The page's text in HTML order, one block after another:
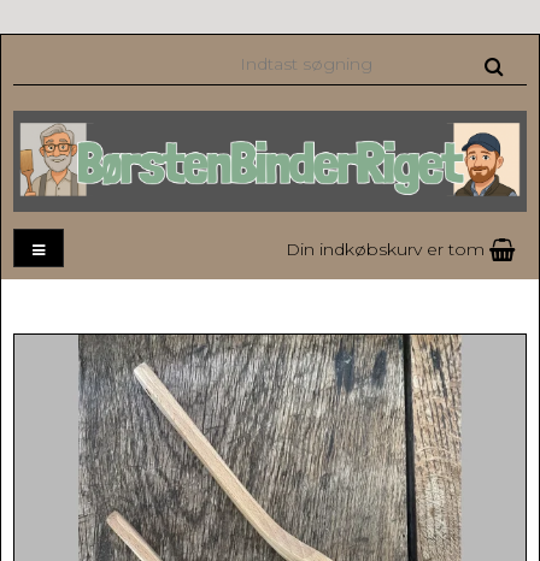
Din indkøbskurv er tom